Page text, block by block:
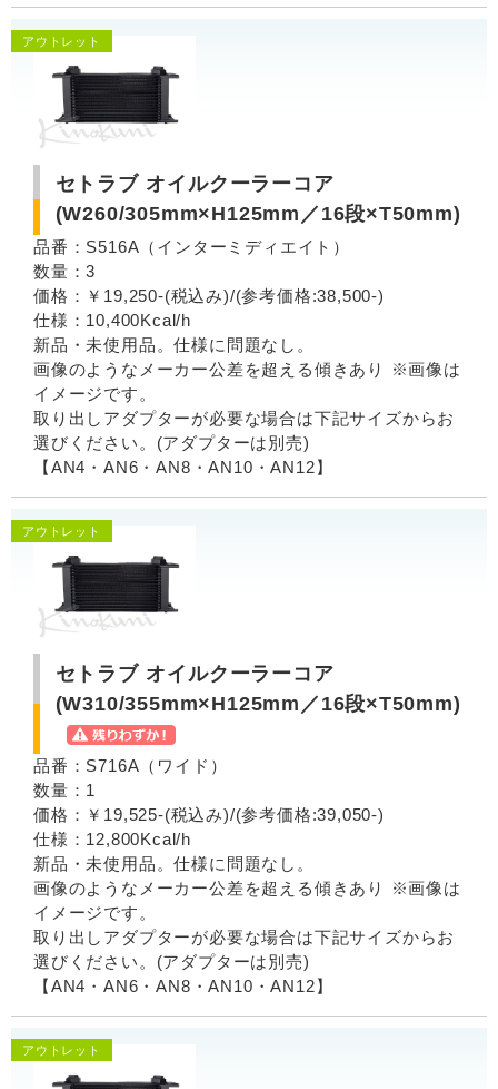
セトラブ オイルクーラーコア
(W260/305mm×H125mm／16段×T50mm)
アウトレット
品番：S516A（インターミディエイト）
数量：3
価格：￥19,250-(税込み)/(参考価格:38,500-)
仕様：10,400Kcal/h
新品・未使用品。仕様に問題なし。
画像のようなメーカー公差を超える傾きあり ※画像は
イメージです。
取り出しアダプターが必要な場合は下記サイズからお
選びください。(アダプターは別売)
【AN4・AN6・AN8・AN10・AN12】
セトラブ オイルクーラーコア
(W310/355mm×H125mm／16段×T50mm)
アウトレット
品番：S716A（ワイド）
数量：1
価格：￥19,525-(税込み)/(参考価格:39,050-)
仕様：12,800Kcal/h
新品・未使用品。仕様に問題なし。
画像のようなメーカー公差を超える傾きあり ※画像は
イメージです。
取り出しアダプターが必要な場合は下記サイズからお
選びください。(アダプターは別売)
【AN4・AN6・AN8・AN10・AN12】
アウトレット